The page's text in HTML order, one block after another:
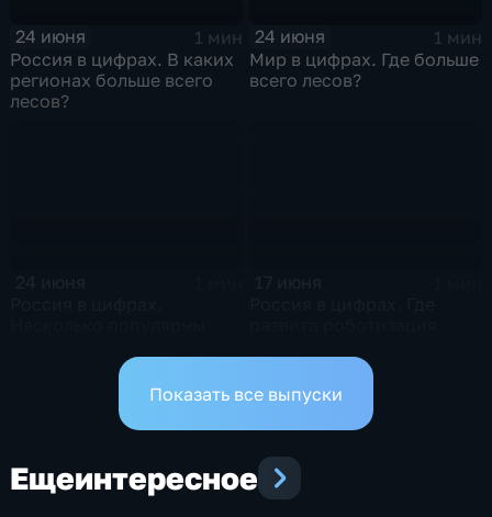
24 июня
1 мин
Россия в цифрах. В каких
регионах больше всего
лесов?
24 июня
1 мин
Мир в цифрах. Где больше
всего лесов?
Показать все выпуски
Ещеинтересное